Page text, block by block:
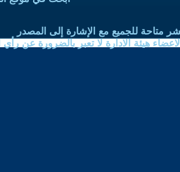
متاحة للجميع مع الإشارة إلى المصدر
هيئة الادارة لا تعبر بالضرورة عن رأي